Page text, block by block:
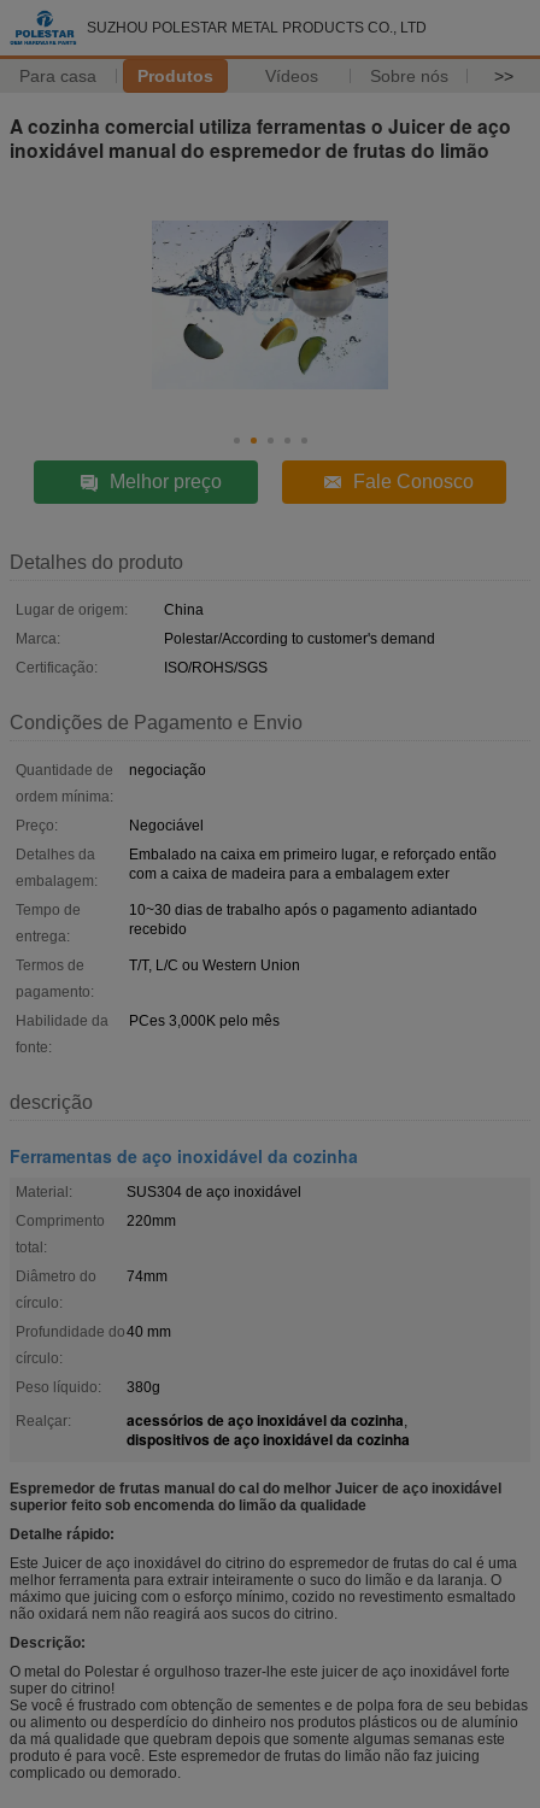
SUZHOU POLESTAR METAL PRODUCTS CO., LTD
Para casa Produtos Vídeos Sobre nós >>
A cozinha comercial utiliza ferramentas o Juicer de aço
inoxidável manual do espremedor de frutas do limão
Melhor preço Fale Conosco
Detalhes do produto
Lugar de origem:
China
Marca:
Polestar/According to customer's demand
Certificação:
ISO/ROHS/SGS
Condições de Pagamento e Envio
Quantidade de
ordem mínima:
negociação
Preço:
Negociável
Detalhes da
embalagem:
Embalado na caixa em primeiro lugar, e reforçado então
com a caixa de madeira para a embalagem exter
Tempo de
entrega:
10~30 dias de trabalho após o pagamento adiantado
recebido
Termos de
pagamento:
T/T, L/C ou Western Union
Habilidade da
fonte:
PCes 3,000K pelo mês
descrição
Ferramentas de aço inoxidável da cozinha
Material:
SUS304 de aço inoxidável
Comprimento
total:
220mm
Diâmetro do
círculo:
74mm
Profundidade do
círculo:
40 mm
Peso líquido:
380g
Realçar:
acessórios de aço inoxidável da cozinha,
dispositivos de aço inoxidável da cozinha
Espremedor de frutas manual do cal do melhor Juicer de aço inoxidável
superior feito sob encomenda do limão da qualidade
Detalhe rápido:
Este Juicer de aço inoxidável do citrino do espremedor de frutas do cal é uma
melhor ferramenta para extrair inteiramente o suco do limão e da laranja. O
máximo que juicing com o esforço mínimo, cozido no revestimento esmaltado
não oxidará nem não reagirá aos sucos do citrino.
Descrição:
O metal do Polestar é orgulhoso trazer-lhe este juicer de aço inoxidável forte
super do citrino!
Se você é frustrado com obtenção de sementes e de polpa fora de seu bebidas
ou alimento ou desperdício do dinheiro nos produtos plásticos ou de alumínio
da má qualidade que quebram depois que somente algumas semanas este
produto é para você. Este espremedor de frutas do limão não faz juicing
complicado ou demorado.